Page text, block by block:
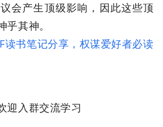
会产生顶级影响，因此这些顶
其神。
迎入群交流学习